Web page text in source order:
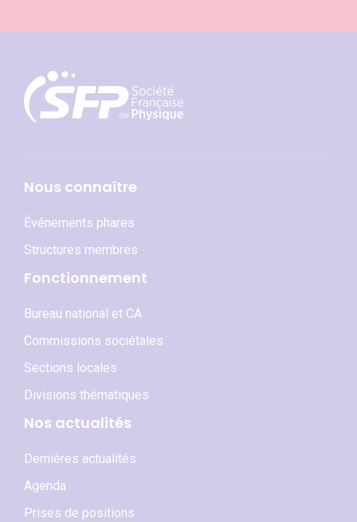
Nous connaître
Événements phares
Structures membres
Fonctionnement
Bureau national et CA
Commissions sociétales
Sections locales
Divisions thématiques
Nos actualités
Dernières actualités
Agenda
Prises de positions